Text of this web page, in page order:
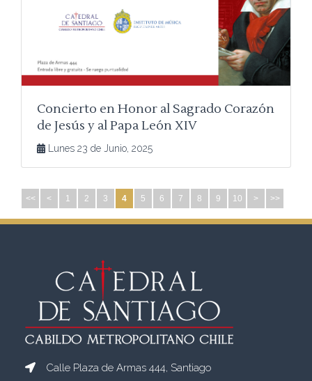
Concierto en Honor al Sagrado Corazón
de Jesús y al Papa León XIV
Lunes 23 de Junio, 2025
<< < 1 2 3 4 5 6 7 8 9 10 > >>
Calle Plaza de Armas 444, Santiago